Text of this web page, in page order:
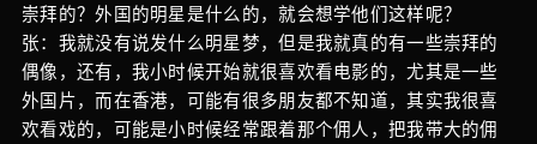
崇拜的？外国的明星是什么的，就会想学他们这样呢？
张：我就没有说发什么明星梦，但是我就真的有一些崇拜的
偶像，还有，我小时候开始就很喜欢看电影的，尤其是一些
外国片，而在香港，可能有很多朋友都不知道，其实我很喜
欢看戏的，可能是小时候经常跟着那个佣人，把我带大的佣